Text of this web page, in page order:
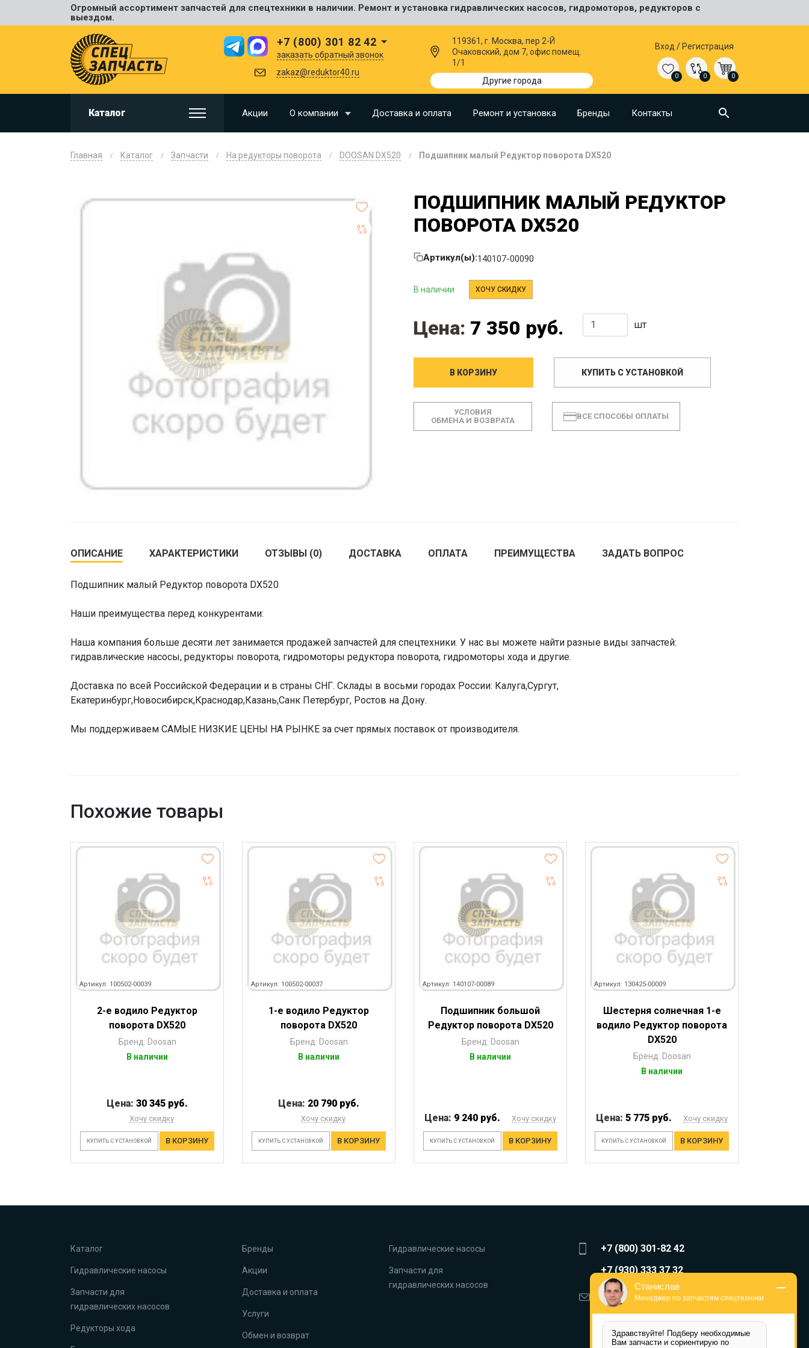
Огромный ассортимент запчастей для спецтехники в наличии. Ремонт и установка гидравлических насосов, гидромоторов, редукторов с
выездом.
+7 (800) 301 82 42
заказать обратный звонок
zakaz@reduktor40.ru
119361, г. Москва, пер 2-Й
Очаковский, дом 7, офис помещ.
1/1
Другие города
Вход / Регистрация
0 0 0
Каталог Акции О компании Доставка и оплата Ремонт и установка Бренды Контакты
Универсальные
HITACHI
CAT
CASE
LIUGONG
JOHN DEERE
Главная Каталог Запчасти На редукторы поворота DOOSAN DX520 Подшипник малый Редуктор поворота DX520
ПОДШИПНИК МАЛЫЙ РЕДУКТОР
ПОВОРОТА DX520
Артикул(ы):140107-00090
В наличии ХОЧУ СКИДКУ
Цена: 7 350 руб. шт
В КОРЗИНУ КУПИТЬ С УСТАНОВКОЙ
УСЛОВИЯ
ОБМЕНА И ВОЗВРАТА
ВСЕ СПОСОБЫ ОПЛАТЫ
ОПИСАНИЕ ХАРАКТЕРИСТИКИ ОТЗЫВЫ (0) ДОСТАВКА ОПЛАТА ПРЕИМУЩЕСТВА ЗАДАТЬ ВОПРОС
Подшипник малый Редуктор поворота DX520
Наши преимущества перед конкурентами:
Наша компания больше десяти лет занимается продажей запчастей для спецтехники. У нас вы можете найти разные виды запчастей:
гидравлические насосы, редукторы поворота, гидромоторы редуктора поворота, гидромоторы хода и другие.
Доставка по всей Российской Федерации и в страны СНГ. Склады в восьми городах России: Калуга,Сургут,
Екатеринбург,Новосибирск,Краснодар,Казань,Санк Петербург, Ростов на Дону.
Мы поддерживаем САМЫЕ НИЗКИЕ ЦЕНЫ НА РЫНКЕ за счет прямых поставок от производителя.
Похожие товары
Артикул: 100502-00039
2-е водило Редуктор
поворота DX520
Бренд: Doosan
В наличии
Цена: 30 345 руб.
Хочу скидку
КУПИТЬ С УСТАНОВКОЙ В КОРЗИНУ
Артикул: 100502-00037
1-е водило Редуктор
поворота DX520
Бренд: Doosan
В наличии
Цена: 20 790 руб.
Хочу скидку
КУПИТЬ С УСТАНОВКОЙ В КОРЗИНУ
Артикул: 140107-00089
Подшипник большой
Редуктор поворота DX520
Бренд: Doosan
В наличии
Цена: 9 240 руб. Хочу скидку
КУПИТЬ С УСТАНОВКОЙ В КОРЗИНУ
Артикул: 130425-00009
Шестерня солнечная 1-е
водило Редуктор поворота
DX520
Бренд: Doosan
В наличии
Цена: 5 775 руб. Хочу скидку
КУПИТЬ С УСТАНОВКОЙ В КОРЗИНУ
Каталог
Гидравлические насосы
Запчасти для
гидравлических насосов
Редукторы хода
Бренды
Акции
Доставка и оплата
Услуги
Обмен и возврат
Гидравлические насосы
Запчасти для
гидравлических насосов
+7 (800) 301-82 42
+7 (930) 333 37 32
zakaz@reduktor40.ru
reductor-40@mail.ru
reduktora40@mail.ru
Станислав
Менеджер по запчастям спецтехники
Здравствуйте! Подберу необходимые
Вам запчасти и сориентирую по